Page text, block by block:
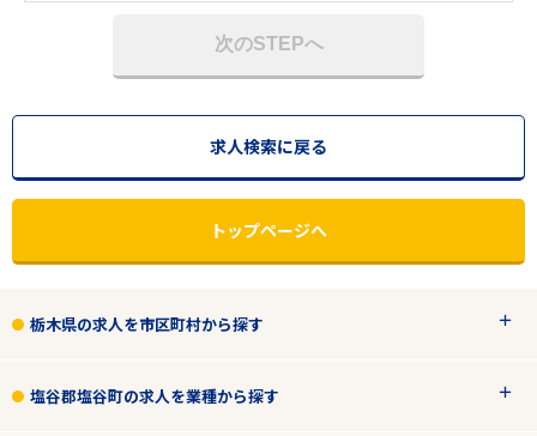
次のSTEPへ
求人検索に戻る
トップページへ
栃木県の求人を市区町村から探す
塩谷郡塩谷町の求人を業種から探す